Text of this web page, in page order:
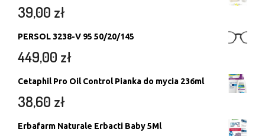
39,00 zł
PERSOL 3238-V 95 50/20/145
449,00 zł
Cetaphil Pro Oil Control Pianka do mycia 236ml
38,60 zł
Erbafarm Naturale Erbacti Baby 5Ml